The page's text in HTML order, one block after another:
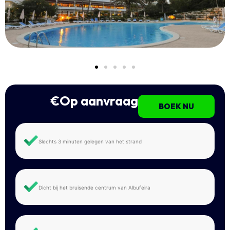
BOEK NU
€Op aanvraag
Slechts 3 minuten gelegen van het strand
Dicht bij het bruisende centrum van Albufeira